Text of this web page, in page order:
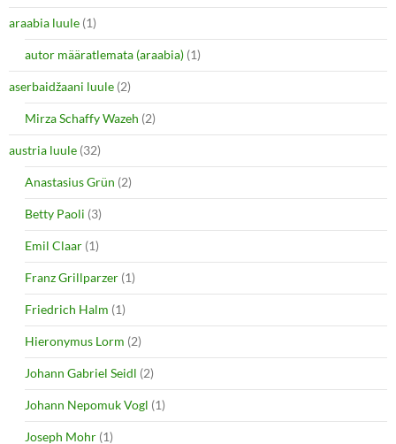
araabia luule (1)
autor määratlemata (araabia) (1)
aserbaidžaani luule (2)
Mirza Schaffy Wazeh (2)
austria luule (32)
Anastasius Grün (2)
Betty Paoli (3)
Emil Claar (1)
Franz Grillparzer (1)
Friedrich Halm (1)
Hieronymus Lorm (2)
Johann Gabriel Seidl (2)
Johann Nepomuk Vogl (1)
Joseph Mohr (1)